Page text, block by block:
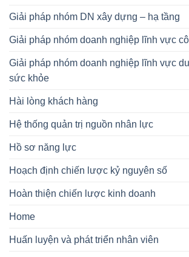
Giải pháp nhóm DN xây dựng – hạ tầng
Giải pháp nhóm doanh nghiệp lĩnh vực
Giải pháp nhóm doanh nghiệp lĩnh vực
sức khỏe
Hài lòng khách hàng
Hệ thống quản trị nguồn nhân lực
Hồ sơ năng lực
Hoạch định chiến lược kỷ nguyên số
Hoàn thiện chiến lược kinh doanh
Home
Huấn luyện và phát triển nhân viên